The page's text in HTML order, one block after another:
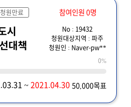
청원만료 참여인원 0명
시
대책
No : 19432
청원대상지역 : 파주
청원인 : Naver-pw**
0%
~2021.04.30 50,000목표